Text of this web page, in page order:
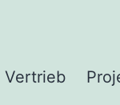
Vertrieb